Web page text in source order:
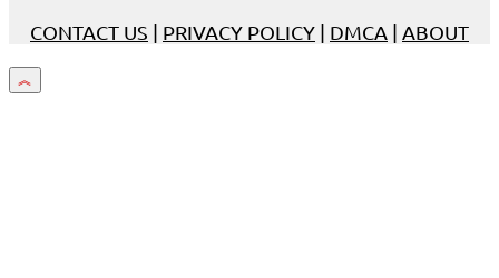
CONTACT US | PRIVACY POLICY | DMCA | ABOUT